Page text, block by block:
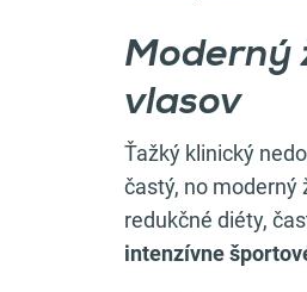
Moderný
vlasov
Ťažký klinický
častý, no moderný
redukčné diéty,
intenzívne